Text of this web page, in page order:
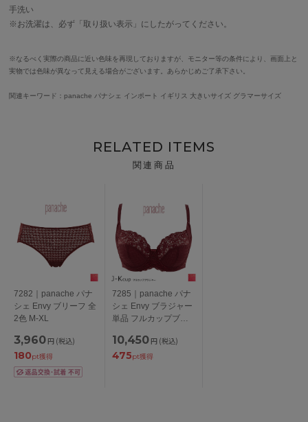
手洗い
※お洗濯は、必ず「取り扱い表示」にしたがってください。
※なるべく実際の商品に近い色味を再現しておりますが、モニター等の条件により、画面上と
実物では色味が異なって見える場合がございます。あらかじめご了承下さい。
関連キーワード：panache パナシェ インポート イギリス 大きいサイズ グラマーサイズ
RELATED ITEMS
関連商品
7282｜panache パナ
シェ Envy ブリーフ 全
2色 M-XL
3,960 円 (税込)
180pt獲得
7285｜panache パナ
シェ Envy ブラジャー
単品 フルカップブラ
10,450 円 (税込)
475pt獲得